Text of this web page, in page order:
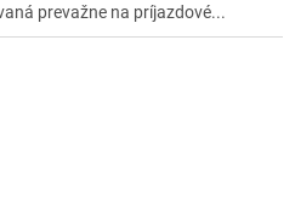
prevažne na príjazdové...